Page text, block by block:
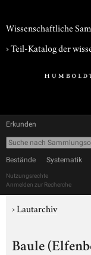
Wissenschaftliche
› Teil-Katalog der
Erkunden
Bestände Systematik
Nutzungsrechte
Anmelden zur Recherche
›Lautarchiv
Baule